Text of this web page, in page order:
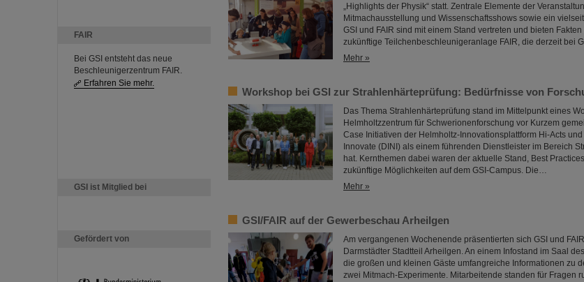
FAIR
Bei GSI entsteht das neue
Beschleunigerzentrum FAIR.
Erfahren Sie mehr.
GSI ist Mitglied bei
Gefördert von
„Highlights der Physik“ statt. Zentrale Elemente der
Mitmachausstellung und Wissenschaftsshows sowie ein
GSI und FAIR sind mit einem Stand vertreten und bieten
zukünftige Teilchenbeschleunigeranlage FAIR, die derzeit bei
Mehr »
Workshop bei GSI zur Strahlenhärteprüfung: Bedürfnisse von
Das Thema Strahlenhärteprüfung stand im Mittelpunkt eines
Helmholtzzentrum für Schwerionenforschung vor Kurzem
Case Initiativen der Helmholtz-Innovationsplattform Hi-Acts
Innovate (DINI) als einem führenden Dienstleister im Bereich
hat. Kernthemen dabei waren der aktuelle Stand, Best
zukünftige Möglichkeiten auf dem GSI-Campus. Die…
Mehr »
GSI/FAIR auf der Gewerbeschau Arheilgen
Am vergangenen Wochenende präsentierten sich GSI und
Darmstädter Stadtteil Arheilgen. An einem Infostand im Saal
die großen und kleinen Gäste umfangreiche Informationen zu
zwei Mitmach-Experimente. Mitarbeitende standen für Fragen